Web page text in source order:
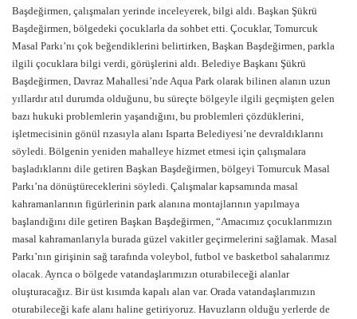
Başdeğirmen, çalışmaları yerinde inceleyerek, bilgi aldı. Başkan Şükrü
Başdeğirmen, bölgedeki çocuklarla da sohbet etti. Çocuklar, Tomurcuk
Masal Parkı’nı çok beğendiklerini belirtirken, Başkan Başdeğirmen, parkla
ilgili çocuklara bilgi verdi, görüşlerini aldı. Belediye Başkanı Şükrü
Başdeğirmen, Davraz Mahallesi’nde Aqua Park olarak bilinen alanın uzun
yıllardır atıl durumda olduğunu, bu süreçte bölgeyle ilgili geçmişten gelen
bazı hukuki problemlerin yaşandığını, bu problemleri çözdüklerini,
işletmecisinin gönül rızasıyla alanı Isparta Belediyesi’ne devraldıklarını
söyledi. Bölgenin yeniden mahalleye hizmet etmesi için çalışmalara
başladıklarını dile getiren Başkan Başdeğirmen, bölgeyi Tomurcuk Masal
Parkı’na dönüştüreceklerini söyledi. Çalışmalar kapsamında masal
kahramanlarının figürlerinin park alanına montajlarının yapılmaya
başlandığını dile getiren Başkan Başdeğirmen, “Amacımız çocuklarımızın
masal kahramanlarıyla burada güzel vakitler geçirmelerini sağlamak. Masal
Parkı’nın girişinin sağ tarafında voleybol, futbol ve basketbol sahalarımız
olacak. Ayrıca o bölgede vatandaşlarımızın oturabileceği alanlar
oluşturacağız. Bir üst kısımda kapalı alan var. Orada vatandaşlarımızın
oturabileceği kafe alanı haline getiriyoruz. Havuzların olduğu yerlerde de